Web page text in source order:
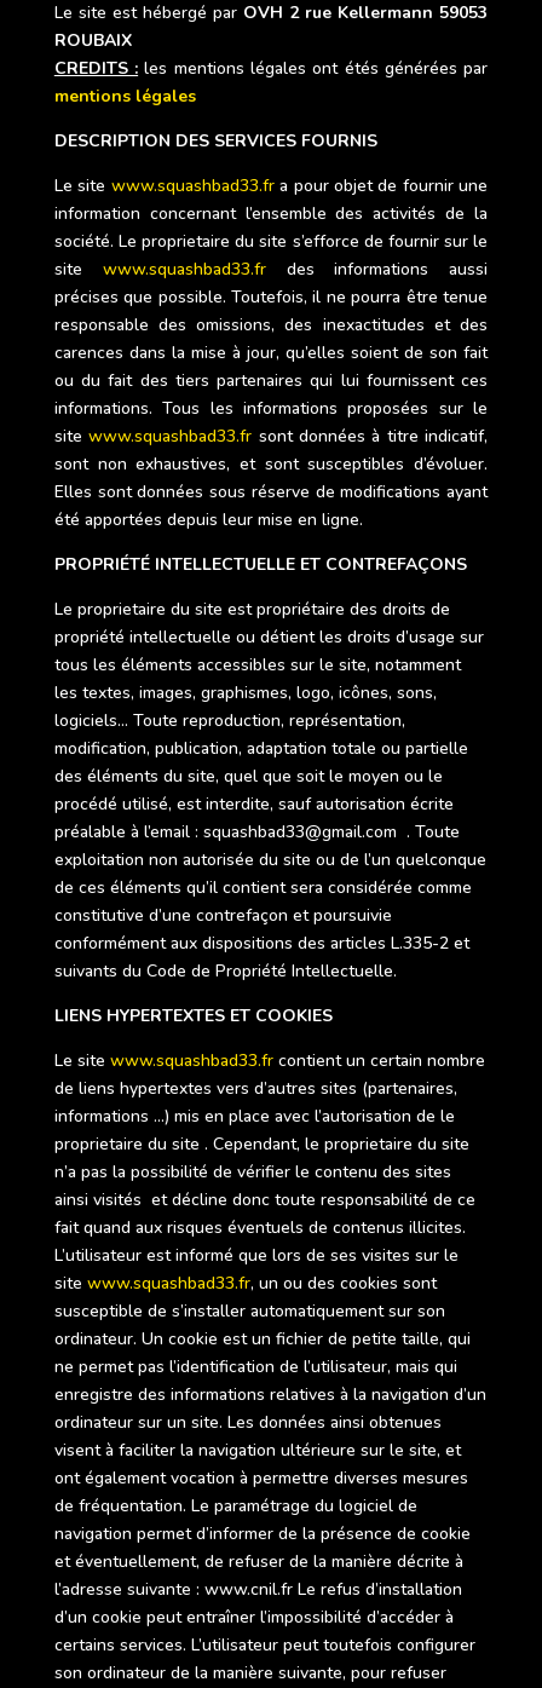
Le site est hébergé par OVH 2 rue Kellermann 59053
ROUBAIX
CREDITS : les mentions légales ont étés générées par
mentions légales
DESCRIPTION DES SERVICES FOURNIS
Le site www.squashbad33.fra pour objet de fournir une
information concernant l’ensemble des activités de la
société. Le proprietaire du site s’efforce de fournir sur le
site www.squashbad33.frdes informations aussi
précises que possible. Toutefois, il ne pourra être tenue
responsable des omissions, des inexactitudes et des
carences dans la mise à jour, qu’elles soient de son fait
ou du fait des tiers partenaires qui lui fournissent ces
informations. Tous les informations proposées sur le
sitewww.squashbad33.fr sont données à titre indicatif,
sont non exhaustives, et sont susceptibles d’évoluer.
Elles sont données sous réserve de modifications ayant
été apportées depuis leur mise en ligne.
PROPRIÉTÉ INTELLECTUELLE ET CONTREFAÇONS
Le proprietaire du site est propriétaire des droits de
propriété intellectuelle ou détient les droits d’usage sur
tous les éléments accessibles sur le site, notamment
les textes, images, graphismes, logo, icônes, sons,
logiciels… Toute reproduction, représentation,
modification, publication, adaptation totale ou partielle
des éléments du site, quel que soit le moyen ou le
procédé utilisé, est interdite, sauf autorisation écrite
préalable à l’email : squashbad33@gmail.com . Toute
exploitation non autorisée du site ou de l’un quelconque
de ces éléments qu’il contient sera considérée comme
constitutive d’une contrefaçon et poursuivie
conformément aux dispositions des articles L.335-2 et
suivants du Code de Propriété Intellectuelle.
LIENS HYPERTEXTES ET COOKIES
Le site www.squashbad33.frcontient un certain nombre
de liens hypertextes vers d’autres sites (partenaires,
informations …) mis en place avec l’autorisation de le
proprietaire du site . Cependant, le proprietaire du site
n’a pas la possibilité de vérifier le contenu des sites
ainsi visités et décline donc toute responsabilité de ce
fait quand aux risques éventuels de contenus illicites.
L’utilisateur est informé que lors de ses visites sur le
site www.squashbad33.fr, un ou des cookies sont
susceptible de s’installer automatiquement sur son
ordinateur. Un cookie est un fichier de petite taille, qui
ne permet pas l’identification de l’utilisateur, mais qui
enregistre des informations relatives à la navigation d’un
ordinateur sur un site. Les données ainsi obtenues
visent à faciliter la navigation ultérieure sur le site, et
ont également vocation à permettre diverses mesures
de fréquentation. Le paramétrage du logiciel de
navigation permet d’informer de la présence de cookie
et éventuellement, de refuser de la manière décrite à
l’adresse suivante : www.cnil.fr Le refus d’installation
d’un cookie peut entraîner l’impossibilité d’accéder à
certains services. L’utilisateur peut toutefois configurer
son ordinateur de la manière suivante, pour refuser